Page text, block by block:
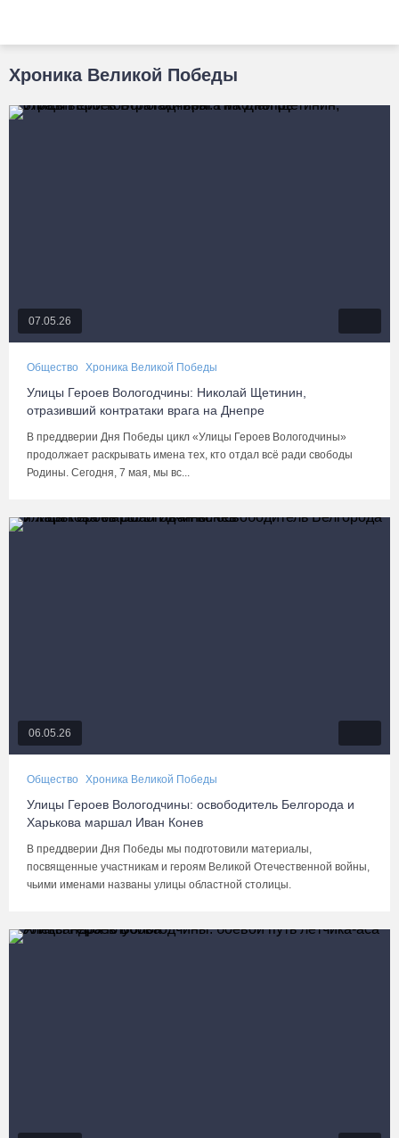
Хроника Великой Победы
07.05.26
Общество Хроника Великой Победы
Улицы Героев Вологодчины: Николай Щетинин,
отразивший контратаки врага на Днепре
В преддверии Дня Победы цикл «Улицы Героев Вологодчины»
продолжает раскрывать имена тех, кто отдал всё ради свободы
Родины. Сегодня, 7 мая, мы вс...
06.05.26
Общество Хроника Великой Победы
Улицы Героев Вологодчины: освободитель Белгорода и
Харькова маршал Иван Конев
В преддверии Дня Победы мы подготовили материалы,
посвященные участникам и героям Великой Отечественной войны,
чьими именами названы улицы областной столицы.